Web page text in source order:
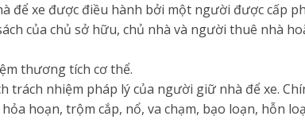
để xe được điều hành bởi một người được cấp
của chủ sở hữu, chủ nhà và người thuê nhà
thương tích cơ thể.
trách nhiệm pháp lý của người giữ nhà để xe.
hoạn, trộm cắp, nổ, va chạm, bạo loạn, hỗn